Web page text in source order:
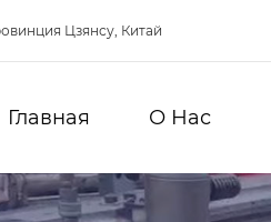
Цзянсу, Китай
Главная О Нас